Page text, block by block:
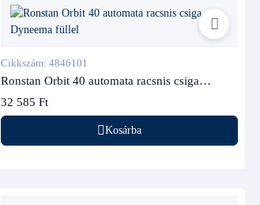
Cikkszám: 4846101
Ronstan Orbit 40 automata racsnis csiga
32 585 Ft
Kosárba